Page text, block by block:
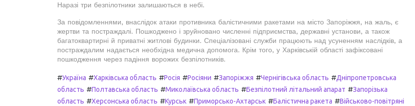
Наразі три безпілотники залишаються в небі.
За повідомленнями, внаслідок атаки противника балістичними ракетами на місто Запоріжжя, на жаль, є
жертви та постраждалі. Пошкоджено і зруйновано численні підприємства, державні установи, а також
багатоквартирні й приватні житлові будинки. Спеціалізовані служби працюють над усуненням наслідків, а
постраждалим надається необхідна медична допомога. Крім того, у Харківській області зафіксовані
пошкодження через падіння ворожих безпілотників.
#Україна #Харківська область #Росія #Росіяни #Запоріжжя #Чернігівська область #Дніпропетровська
область #Полтавська область #Миколаївська область #Безпілотний літальний апарат #Запорізька
область #Херсонська область #Курськ #Приморсько-Ахтарськ #Балістична ракета #Військово-повітряні